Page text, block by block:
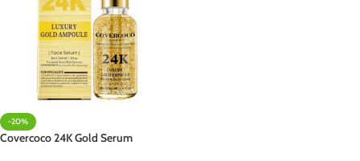
-20%
Covercoco 24K Gold Serum